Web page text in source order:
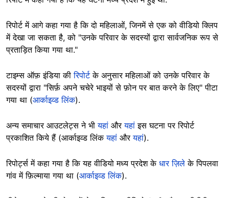
रिपोर्ट में आगे कहा गया है कि दो महिलाओं, जिनमें से एक को वीडियो क्लिप
में देखा जा सकता है, को "उनके परिवार के सदस्यों द्वारा सार्वजनिक रूप से
प्रताड़ित किया गया था."
टाइम्स ऑफ़ इंडिया कीरिपोर्टके अनुसार महिलाओं को उनके परिवार के
सदस्यों द्वारा "सिर्फ़ अपने चचेरे भाइयों से फ़ोन पर बात करने के लिए" पीटा
गया था (आर्काइव्ड लिंक).
अन्य समाचार आउटलेट्स ने भीयहां औरयहांइस घटना पर रिपोर्ट
प्रकाशित किये हैं (आर्काइव्ड लिंकयहां औरयहां).
रिपोर्ट्स में कहा गया है कि यह वीडियो मध्य प्रदेश के धार ज़िले के पिपलवा
गांव में फ़िल्माया गया था (आर्काइव्ड लिंक).